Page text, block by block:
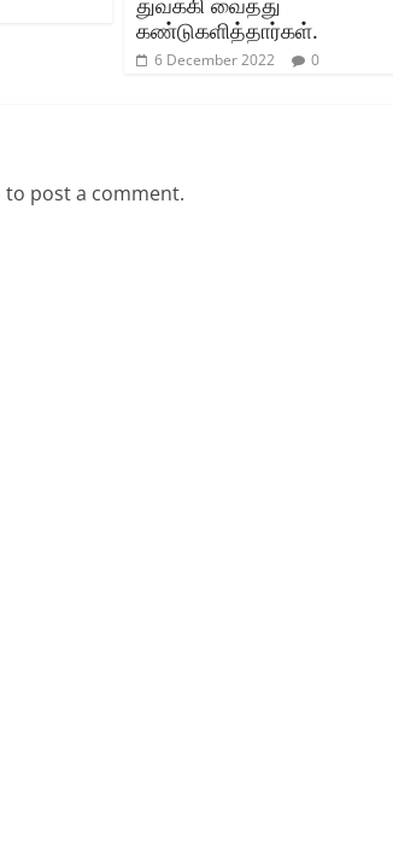
கண்டுகளித்தார்கள்.
6 December 2022 0
to post a comment.